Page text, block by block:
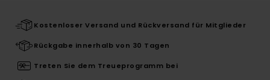
Kostenloser Versand und Rückversand für Mitglieder
Rückgabe innerhalb von 30 Tagen
Treten Sie dem Treueprogramm bei